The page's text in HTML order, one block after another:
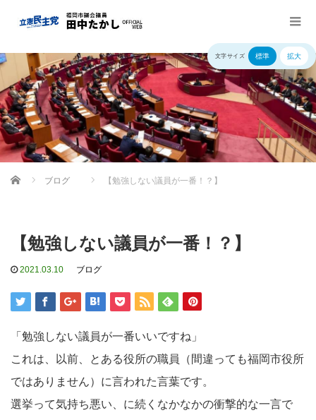
文字サイズ 標準 拡大
Home ブログ 【勉強しない議員が一番！？】
【勉強しない議員が一番！？】
2021.03.10 ブログ
「勉強しない議員が一番いいですね」
これは、以前、とある役所の職員（間違っても福岡市役所
ではありません）に言われた言葉です。
選挙って気持ち悪い、に続くなかなかの衝撃的な一言で